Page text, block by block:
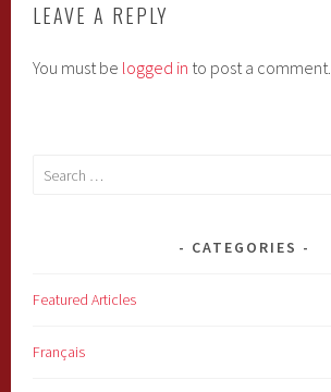
LEAVE A REPLY
You must be logged in to post a comment.
Search
CATEGORIES
Featured Articles
Français